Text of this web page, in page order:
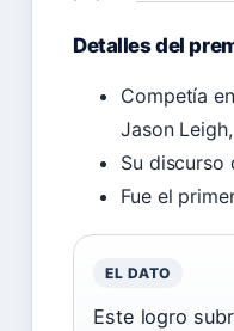
Detalles del
Competía
Jason
Su discurso
Fue el
EL DATO
Este logro